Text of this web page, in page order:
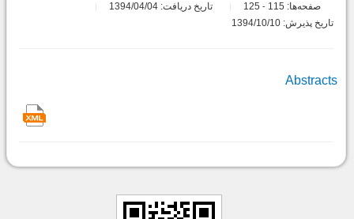
صفحه‌ها: 115
-
تاریخ دریافت: 1394/04/04
تاریخ پذیرش: 1394/10/10
Abstracts